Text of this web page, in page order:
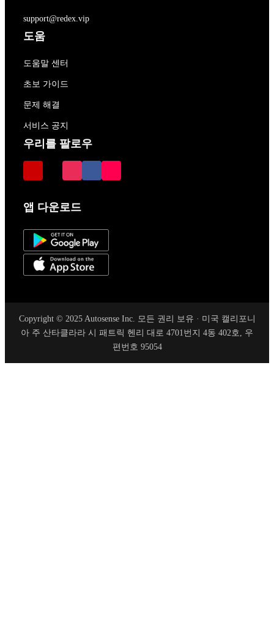
support@redex.vip
도움
도움말 센터
초보 가이드
문제 해결
서비스 공지
우리를 팔로우
앱 다운로드
Copyright © 2025 Autosense Inc. 모든 권리 보유 · 미국 캘리포니
아 주 산타클라라 시 패트릭 헨리 대로 4701번지 4동 402호, 우
편번호 95054